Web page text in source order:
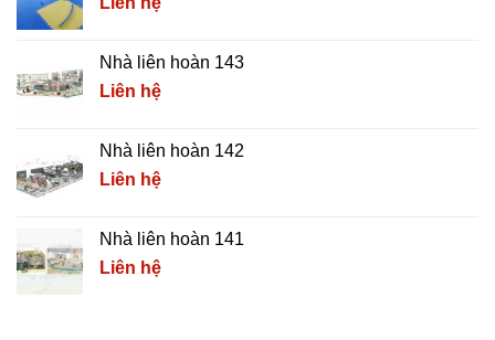
Nhà liên hoàn 143
Liên hệ
Nhà liên hoàn 142
Liên hệ
Nhà liên hoàn 141
Liên hệ